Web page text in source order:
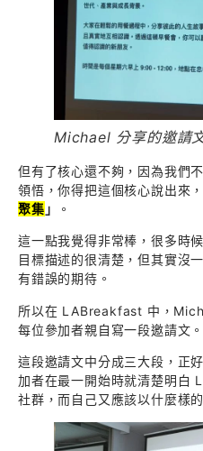
Michael 分享的邀請
但有了核心還不夠，因為我們
領悟，你得把這個核心說出來
聚集 」 。
這一點我覺得非常棒，很多時
目標描述的很清楚，但其實沒
有錯誤的期待。
所以在 LABreakfast 中，
每位參加者親自寫一段邀請文。
這段邀請文中分成三大段，正
加者在最一開始時就清楚明白
社群，而自己又應該以什麼樣